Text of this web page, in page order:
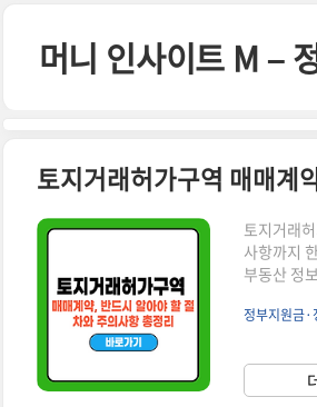
머니 인사이트 M –
토지거래허가구역 매매계
토지거래
사항까지
부동산 정보
정 면적 이
상 면적 기
초과녹지
정부지원금·